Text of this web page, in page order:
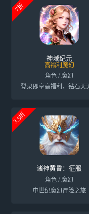
7折
神域纪元
高福利魔幻
角色 / 魔幻
登录即享高福利，钻石天
3.5折
诸神黄昏：征服
角色 / 魔幻
中世纪魔幻冒险之旅